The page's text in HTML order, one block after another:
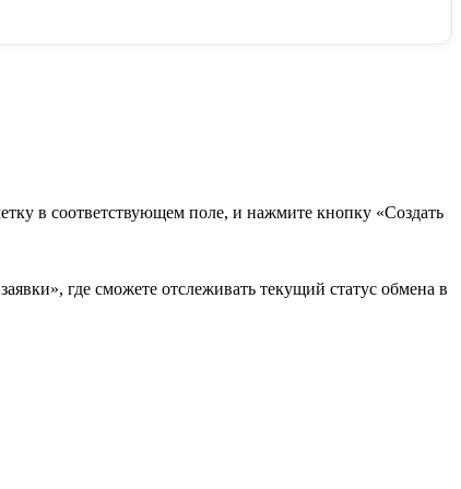
в соответствующем поле, и нажмите кнопку «Создать
где сможете отслеживать текущий статус обмена в